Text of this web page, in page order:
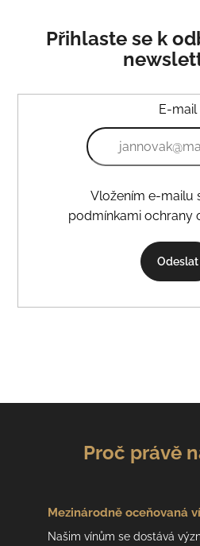
Přihlaste se k
E-mail
podmínkami ochrany
Odeslat
Proč právě
Mezinárodně oceňovaná
Našim vínům se dostává